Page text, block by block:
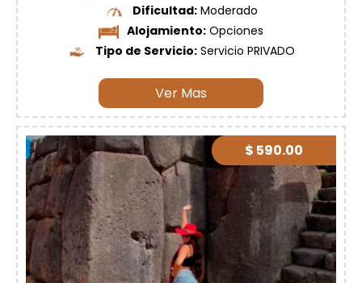
Dificultad: Moderado
Alojamiento: Opciones
Tipo de Servicio: Servicio PRIVADO
Ver Mas
$ 590.00